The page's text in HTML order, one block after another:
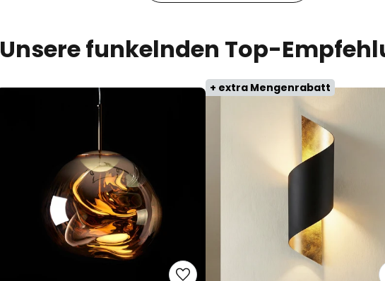
Unsere funkelnden Top-
+ extra Mengenrabatt